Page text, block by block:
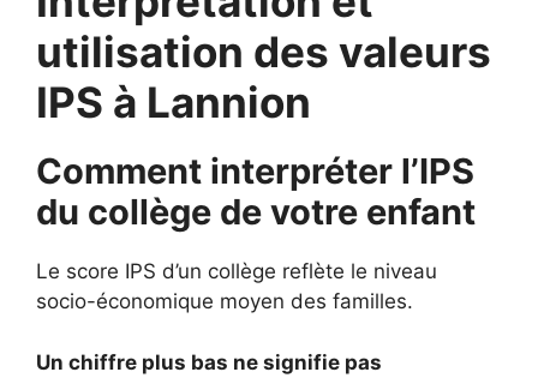
utilisation des valeurs
IPS à Lannion
Comment interpréter l’IPS
du collège de votre enfant
Le score IPS d’un collège reflète le niveau
socio-économique moyen des familles.
Un chiffre plus bas ne signifie pas